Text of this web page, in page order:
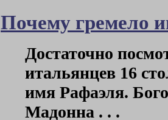
Почему гремело
Достаточно
итальянцев 16
имя Рафаэля.
Мадонна . . .